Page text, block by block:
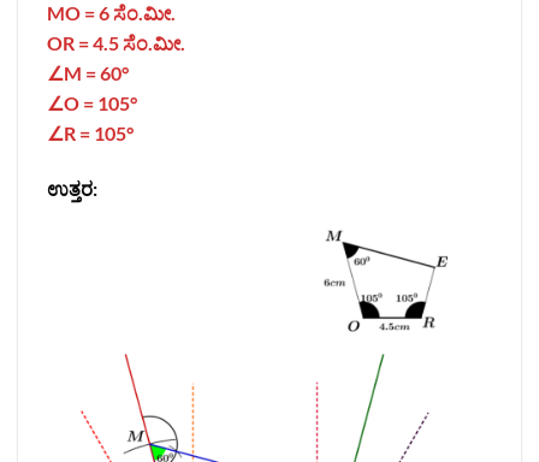
MO = 6ಸೆಂ.ಮೀ.
OR = 4.5 ಸೆಂ.ಮೀ.
∠M = 60°
∠O = 105°
∠R = 105°
ಉತ್ತರ: